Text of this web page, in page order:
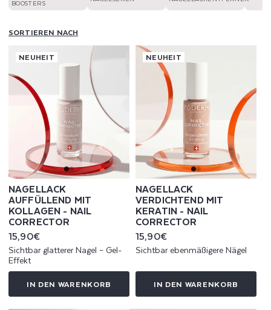
BOOSTERS
SORTIEREN NACH
NEUHEIT
NAGELLACK
AUFFÜLLEND MIT
KOLLAGEN - NAIL
CORRECTOR
Normaler
Preis
15,90€
Sichtbar glatterer Nagel – Gel-
Effekt
IN DEN WARENKORB
NEUHEIT
NAGELLACK
VERDICHTEND MIT
KERATIN - NAIL
CORRECTOR
Normaler
Preis
15,90€
Sichtbar ebenmäßigere Nägel
IN DEN WARENKORB